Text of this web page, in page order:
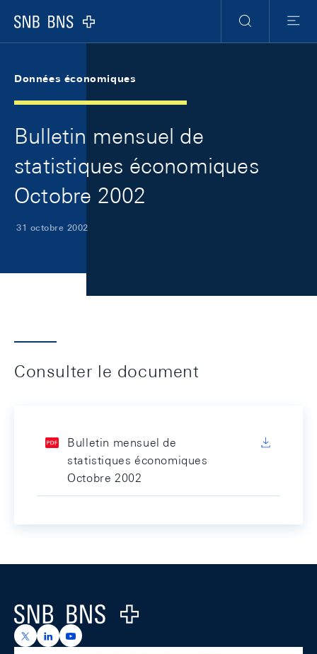
Logo
RechercheMenu
Données économiques
Bulletin mensuel de
statistiques économiques
Octobre 2002
31 octobre 2002
Consulter le document
Bulletin mensuel de
statistiques économiques
Octobre 2002
Logo
https://x.com/snb_bns
https://ch.linkedin.com/company/swiss-national-
https://www.youtube.com/@swissnationalbank